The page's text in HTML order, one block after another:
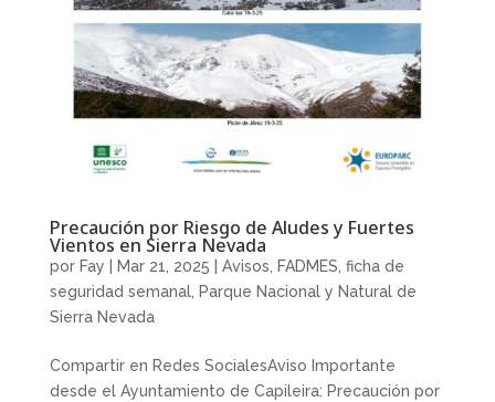
Precaución por Riesgo de Aludes y Fuertes
Vientos en Sierra Nevada
por Fay Mar 21, 2025 Avisos FADMES ficha de
seguridad semanal, Parque Nacional y Natural de
Sierra Nevada
Compartir en Redes SocialesAviso Importante
desde el Ayuntamiento de Capileira: Precaución por